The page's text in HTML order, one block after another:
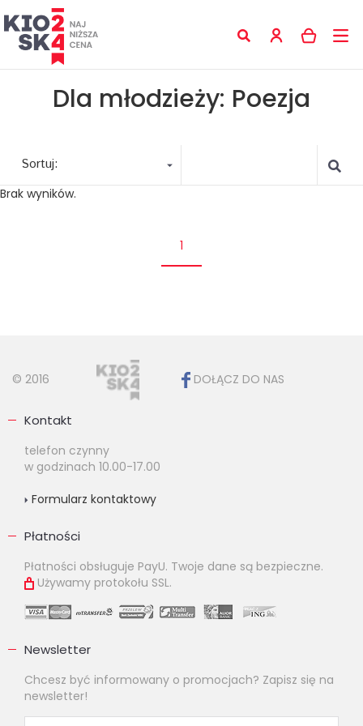
Dla młodzieży: Poezja
Sortuj:
Brak wyników.
1
© 2016 DOŁĄCZ DO NAS
Kontakt
telefon czynny
w godzinach 10.00-17.00
Formularz kontaktowy
Płatności
Płatności obsługuje PayU. Twoje dane są bezpieczne.
Używamy protokołu SSL.
Newsletter
Chcesz być informowany o promocjach? Zapisz się na
newsletter!